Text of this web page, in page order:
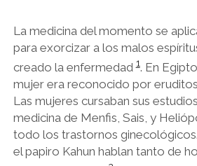
La medicina del momento se
para exorcizar a los malos
creado la enfermedad1. En
mujer era reconocido por
Las mujeres cursaban sus
medicina de Menfis, Sais, y
todo los trastornos
el papiro Kahun hablan tanto de